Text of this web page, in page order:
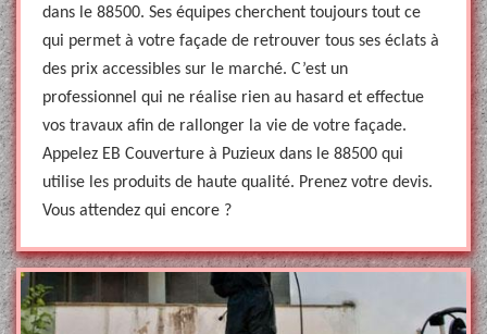
dans le 88500. Ses équipes cherchent toujours tout ce
qui permet à votre façade de retrouver tous ses éclats à
des prix accessibles sur le marché. C’est un
professionnel qui ne réalise rien au hasard et effectue
vos travaux afin de rallonger la vie de votre façade.
Appelez EB Couverture à Puzieux dans le 88500 qui
utilise les produits de haute qualité. Prenez votre devis.
Vous attendez qui encore ?